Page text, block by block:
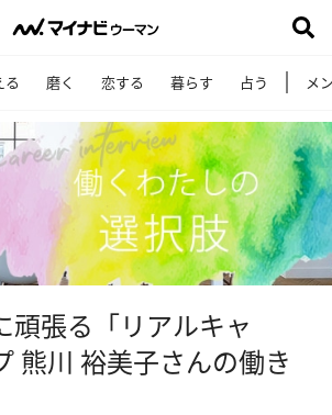
る 磨く 恋する 暮らす 占う メ
頑張る「リアルキャ
熊川 裕美子さんの働き